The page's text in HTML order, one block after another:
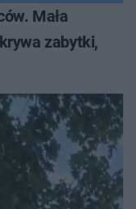
Mała
zabytki,